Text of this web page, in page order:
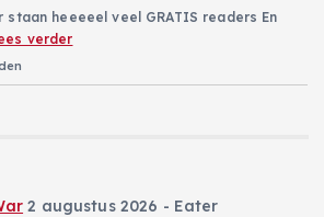
staan heeeeel veel GRATIS readers En
verder
2 augustus 2026 - Eater